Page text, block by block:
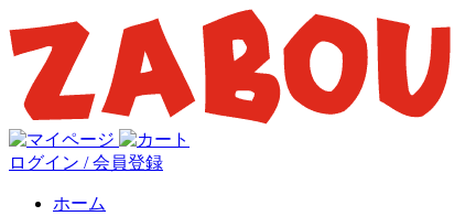
ログイン / 会員登録
ホーム